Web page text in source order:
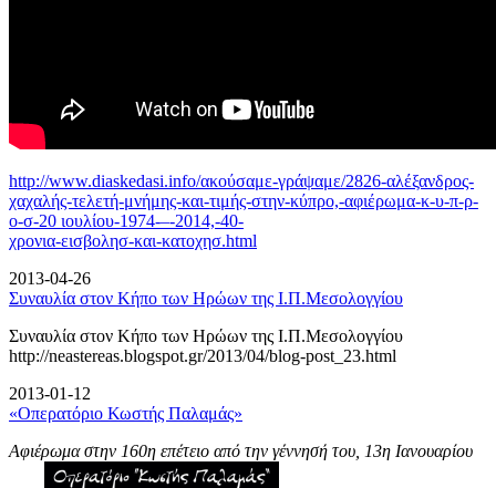
http://www.diaskedasi.info/ακούσαμε-γράψαμε/2826-αλέξανδρος-
χαχαλής-τελετή-μνήμης-και-τιμής-στην-κύπρο,-αφιέρωμα-κ-υ-π-ρ-
ο-σ-20 ιουλίου-1974-–-2014,-40-
χρονια-εισβολησ-και-κατοχησ.html
2013-04-26
Συναυλία στον Κήπο των Ηρώων της Ι.Π.Μεσολογγίου
Συναυλία στον Κήπο των Ηρώων της Ι.Π.Μεσολογγίου
http://neastereas.blogspot.gr/2013/04/blog-post_23.html
2013-01-12
«Οπερατόριο Κωστής Παλαμάς»
Αφιέρωμα στην 160η επέτειο από την γέννησή του, 13η Ιανουαρίου